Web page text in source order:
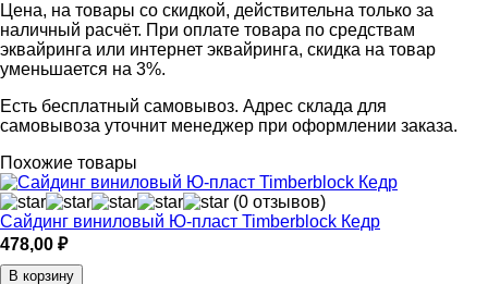
Цена, на товары со скидкой, действительна только за
наличный расчёт. При оплате товара по средствам
эквайринга или интернет эквайринга, скидка на товар
уменьшается на 3%.
Есть бесплатный самовывоз. Адрес склада для
самовывоза уточнит менеджер при оформлении заказа.
Похожие товары
(0 отзывов)
Сайдинг виниловый Ю-пласт Timberblock Кедр
478,00 ₽
В корзину